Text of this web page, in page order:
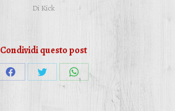
Di Kick
Condividi questo post
CondividiCondividiCondividi